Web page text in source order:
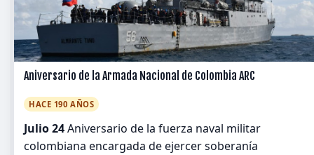
Aniversario de la Armada Nacional de Colombia ARC
HACE 190 AÑOS
Julio 24Aniversario de la fuerza naval militar
colombiana encargada de ejercer soberanía